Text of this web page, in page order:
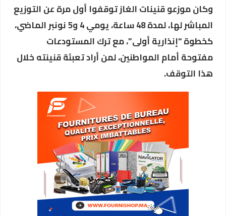
وكان موزعو قنينات الغاز توقفوا أول مرة عن التوزيع
المباشر لها، لمدة 48 ساعة، يومي 4 و5 نونبر الماضي،
كخطوة “إنذارية أولى”، مع ترك المستودعات
مفتوحة أمام المواطنين، لمن أراد تعبئة قنينته خلال
هذا التوقف.